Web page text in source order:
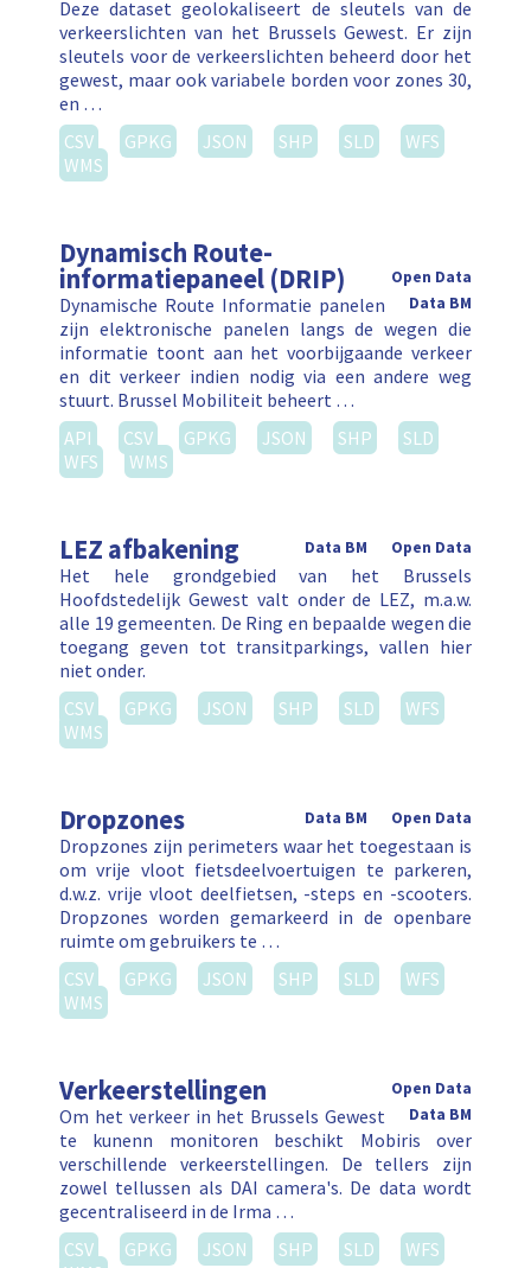
Deze dataset geolokaliseert de sleutels van de
verkeerslichten van het Brussels Gewest. Er zijn
sleutels voor de verkeerslichten beheerd door het
gewest, maar ook variabele borden voor zones 30,
en …
CSV
GPKG JSON SHP SLD
WFS
WMS
Dynamisch Route-
informatiepaneel (DRIP)
Open Data
Data BM
Dynamische Route Informatie panelen
zijn elektronische panelen langs de wegen die
informatie toont aan het voorbijgaande verkeer
en dit verkeer indien nodig via een andere weg
stuurt. Brussel Mobiliteit beheert …
API
CSV GPKG JSON SHP
SLD
WFS
WMS
LEZ afbakening Open Data
Data BM
Het hele grondgebied van het Brussels
Hoofdstedelijk Gewest valt onder de LEZ, m.a.w.
alle 19 gemeenten. De Ring en bepaalde wegen die
toegang geven tot transitparkings, vallen hier
niet onder.
CSV
GPKG JSON SHP SLD
WFS
WMS
Dropzones Open Data
Data BM
Dropzones zijn perimeters waar het toegestaan is
om vrije vloot fietsdeelvoertuigen te parkeren,
d.w.z. vrije vloot deelfietsen, -steps en -scooters.
Dropzones worden gemarkeerd in de openbare
ruimte om gebruikers te …
CSV
GPKG JSON SHP SLD
WFS
WMS
Verkeerstellingen
Open Data
Data BM
Om het verkeer in het Brussels Gewest
te kunenn monitoren beschikt Mobiris over
verschillende verkeerstellingen. De tellers zijn
zowel tellussen als DAI camera's. De data wordt
gecentraliseerd in de Irma …
CSV
GPKG JSON SHP SLD
WFS